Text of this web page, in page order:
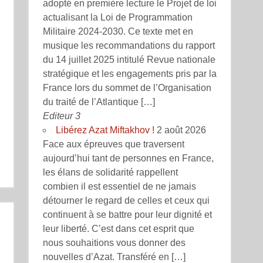
adopté en première lecture le Projet de loi
actualisant la Loi de Programmation
Militaire 2024-2030. Ce texte met en
musique les recommandations du rapport
du 14 juillet 2025 intitulé Revue nationale
stratégique et les engagements pris par la
France lors du sommet de l’Organisation
du traité de l’Atlantique […]
Editeur 3
Libérez Azat Miftakhov ! 2 août 2026
Face aux épreuves que traversent
aujourd’hui tant de personnes en France,
les élans de solidarité rappellent
combien il est essentiel de ne jamais
détourner le regard de celles et ceux qui
continuent à se battre pour leur dignité et
leur liberté. C’est dans cet esprit que
nous souhaitions vous donner des
nouvelles d’Azat. Transféré en […]